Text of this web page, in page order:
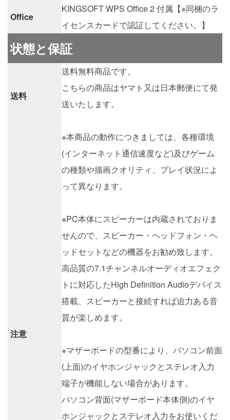
Office
KINGSOFT WPS Office 2 付属【※同梱のラ
イセンスカードで認証してください。】
状態と保証
送料
送料無料商品です。
こちらの商品はヤマト又は日本郵便にて発
送いたします。
注意
※本商品の動作につきましては、各種環境
(インターネット通信速度など)及びゲーム
の種類や描画クオリティ、プレイ状況によ
って異なります。
※PC本体にスピーカーは内蔵されておりま
せんので、スピーカー・ヘッドフォン・ヘ
ッドセットなどの機器をお勧め致します。
高品質の7.1チャンネルオーディオエフェク
トに対応したHigh Definition Audioデバイス
搭載、スピーカーと接続すれば迫力ある音
質が楽しめます。
※マザーボードの型番により、パソコン前面
(上面)のイヤホンジャックとステレオ入力
端子が機能しない場合があります。
パソコン背面(マザーボード本体側)のイヤ
ホンジャックとステレオ入力をお使いくだ